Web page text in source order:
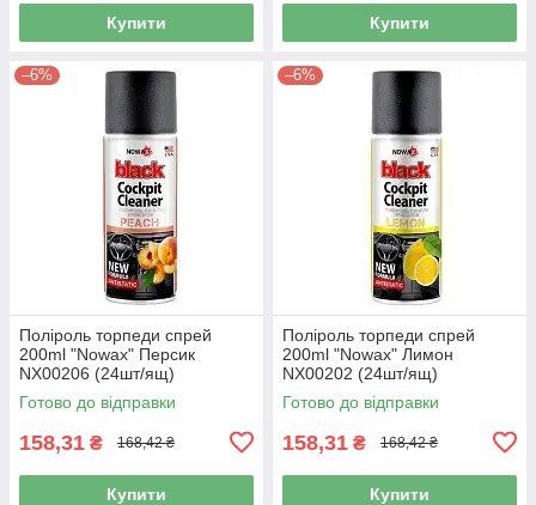
Купити Купити
–6%
Поліроль торпеди спрей
200ml "Nowax" Персик
NX00206 (24шт/ящ)
Готово до відправки
158,31 ₴ 168,42 ₴
Купити
–6%
Поліроль торпеди спрей
200ml "Nowax" Лимон
NX00202 (24шт/ящ)
Готово до відправки
158,31 ₴ 168,42 ₴
Купити